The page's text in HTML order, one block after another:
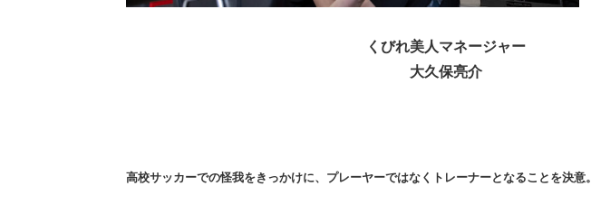
くびれ美人マネージャー
大久保亮介
高校サッカーでの怪我をきっかけに、プレーヤーではなくトレーナーとなることを決意。